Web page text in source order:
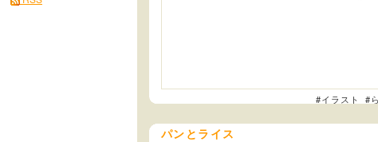
#イラスト #
パンとライス